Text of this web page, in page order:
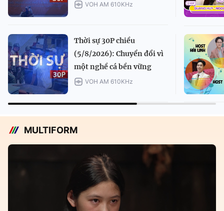
VOH AM 610KHz
Thời sự 30P chiều
(5/8/2026): Chuyển đổi vì
một nghề cá bền vững
VOH AM 610KHz
MULTIFORM